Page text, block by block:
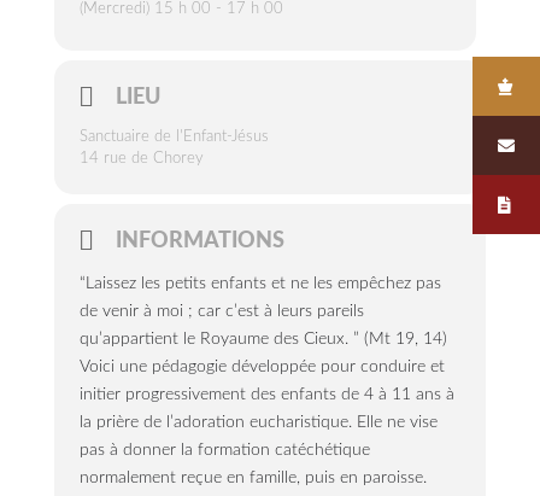
(Mercredi) 15 h 00 - 17 h 00
LIEU
Sanctuaire de l'Enfant-Jésus
14 rue de Chorey
INFORMATIONS
“Laissez les petits enfants et ne les empêchez pas
de venir à moi ; car c’est à leurs pareils
qu’appartient le Royaume des Cieux. ” (Mt 19, 14)
Voici une pédagogie développée pour conduire et
initier progressivement des enfants de 4 à 11 ans à
la prière de l’adoration eucharistique. Elle ne vise
pas à donner la formation catéchétique
normalement reçue en famille, puis en paroisse.